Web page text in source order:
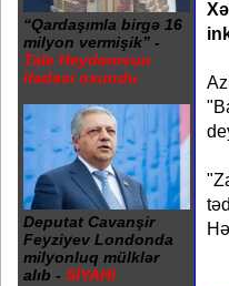
“Qardaşımla birgə 16
milyon vermişik” -
Tale Heydərovun
ifadəsi oxundu
Deputat Cavanşir
Feyziyev Londonda
milyonluq mülklər
alıb - SİYAHI